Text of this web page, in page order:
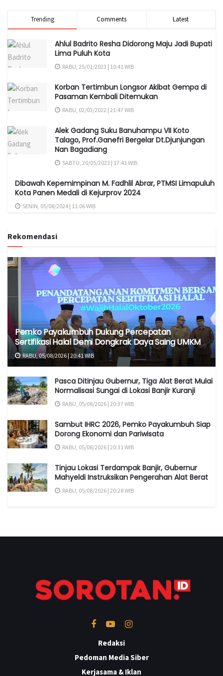
Trending Comments Latest
Ahlul Badrito Resha Didorong Maju Jadi Bupati
Lima Puluh Kota
RABU, 25/01/2023 | 10:41 WIB
Korban Tertimbun Longsor Akibat Gempa di
Pasaman Kembali Ditemukan
RABU, 02/03/2022 | 21:47 WIB
Alek Gadang Suku Banuhampu VII Koto
Talago, Prof.Ganefri Bergelar Dt.Djunjungan
Nan Bagadiang
SABTU, 20/05/2023 | 17:43 WIB
Dibawah Kepemimpinan M. Fadhlil Abrar, PTMSI Limapuluh
Kota Panen Medali di Kejurprov 2024
SENIN, 05/08/2024 | 11:06 WIB
Rekomendasi
Pemko Payakumbuh Dukung Percepatan
Sertifikasi Halal Demi Dongkrak Daya Saing UMKM
RABU, 05/08/2026 | 20:41 WIB
Pasca Ditinjau Gubernur, Tiga Alat Berat Mulai
Normalisasi Sungai di Lokasi Banjir Kuranji
RABU, 05/08/2026 | 20:37 WIB
Sambut IHRC 2026, Pemko Payakumbuh Siap
Dorong Ekonomi dan Pariwisata
RABU, 05/08/2026 | 20:31 WIB
Tinjau Lokasi Terdampak Banjir, Gubernur
Mahyeldi Instruksikan Pengerahan Alat Berat
RABU, 05/08/2026 | 20:28 WIB
Redaksi
Pedoman Media Siber
Kerjasama & Iklan